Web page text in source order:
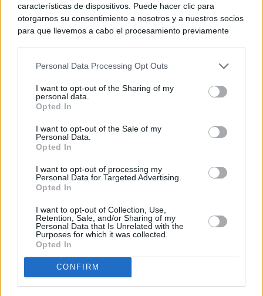
características de dispositivos. Puede hacer clic para
otorgarnos su consentimiento a nosotros y a nuestros socios
para que llevemos a cabo el procesamiento previamente
negar su consentimiento. Tenga en cuenta que algún
de su consentimiento, pero usted tiene el derecho de
rechazar tal procesamiento. Sus preferencias se aplicarán
cualquier momento entrando de nuevo en este sitio web o
visitando nuestra política de privacidad.
Personal Data Processing Opt Outs
I want to opt-out of the Sharing of my
personal data.
Opted In
I want to opt-out of the Sale of my
Personal Data.
Opted In
I want to opt-out of processing my
Personal Data for Targeted Advertising.
Opted In
I want to opt-out of Collection, Use,
Retention, Sale, and/or Sharing of my
Personal Data that Is Unrelated with the
Purposes for which it was collected.
Opted In
CONFIRM